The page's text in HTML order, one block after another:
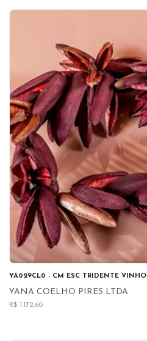
YA029CL0 - CM ESC TRIDENTE VINHO
YANA COELHO PIRES LTDA
R$ 1.172,60